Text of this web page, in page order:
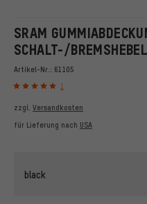
SRAM
SCHALT-/BREMSHEBEL
Artikel-Nr.: 61105
1
zzgl. Versandkosten
für Lieferung nach USA
black